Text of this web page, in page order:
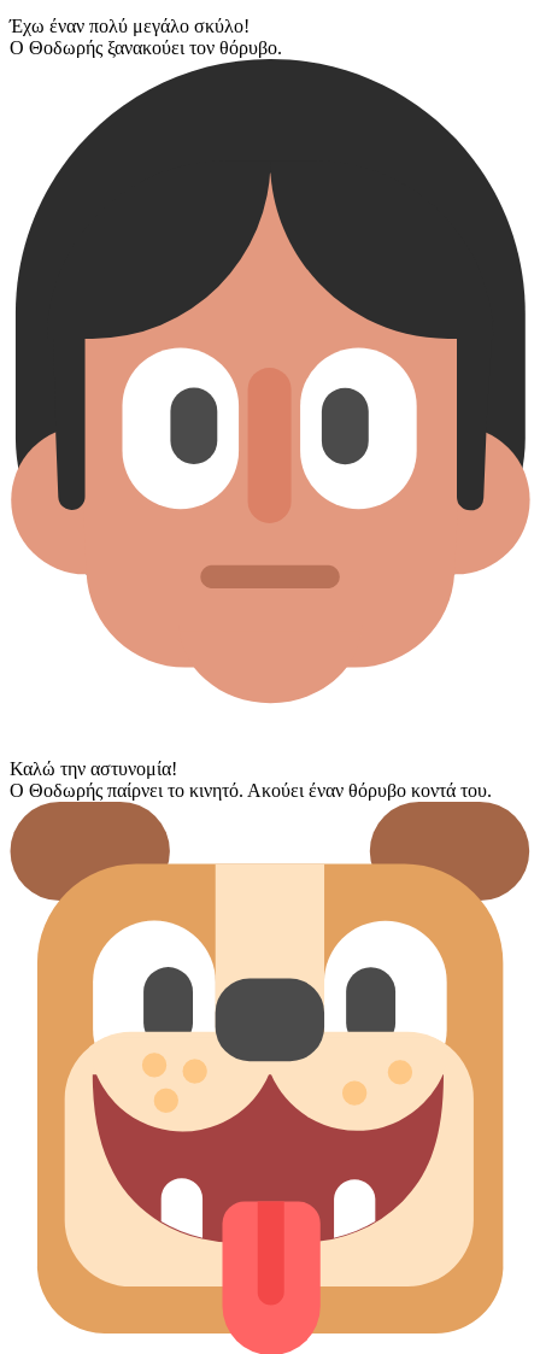
Έχω έναν πολύ μεγάλο σκύλο!
Ο Θοδωρής ξανακούει τον θόρυβο.
Καλώ την αστυνομία!
Ο Θοδωρής παίρνει το κινητό. Ακούει έναν θόρυβο κοντά του.